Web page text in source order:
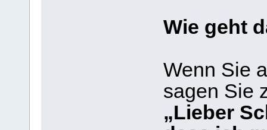
Wie geht
Wenn Sie
sagen Sie
„Lieber